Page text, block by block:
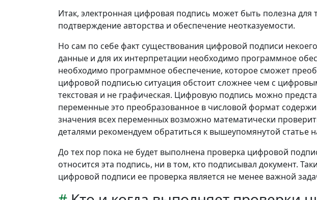
Итак, электронная цифровая подпись может быть полезна для
подтверждение авторства и обеспечение неотказуемости.
Но сам по себе факт существования цифровой подписи
данные и для их интерпретации необходимо программное
необходимо программное обеспечение, которое сможет
цифровой подписью ситуация обстоит сложнее чем с
текстовая и не графическая. Цифровую подпись можно
переменные это преобразованное в числовой формат
значения всех переменных возможно математически
деталями рекомендуем обратиться к вышеупомянутой статье
До тех пор пока не будет выполнена проверка цифровой
относится эта подпись, ни в том, кто подписывал документ.
цифровой подписи ее проверка является не менее важной